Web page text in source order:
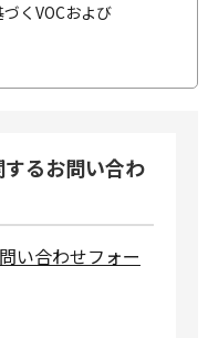
くVOCおよび
るお問い合わ
い合わせフォー